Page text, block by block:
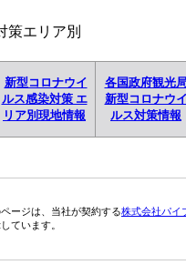
策エリア別
新型コロナウイ
ルス感染対策 エ
リア別現地情報
各国政府観光
新型コロナウ
ルス対策情報
ページは、当社が契約する株式会社パイ
ています。